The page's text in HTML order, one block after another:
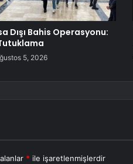
Dışı Bahis Operasyonu:
5, 2026
* ile işaretlenmişlerdir